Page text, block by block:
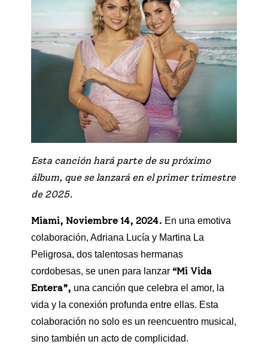
Esta canción hará parte de su próximo
álbum, que se lanzará en el primer trimestre
de 2025.
Miami, Noviembre 14, 2024. En una emotiva
colaboración, Adriana Lucía y Martina La
Peligrosa, dos talentosas hermanas
cordobesas, se unen para lanzar “Mi Vida
Entera”, una canción que celebra el amor, la
vida y la conexión profunda entre ellas. Esta
colaboración no solo es un reencuentro musical,
sino también un acto de complicidad.